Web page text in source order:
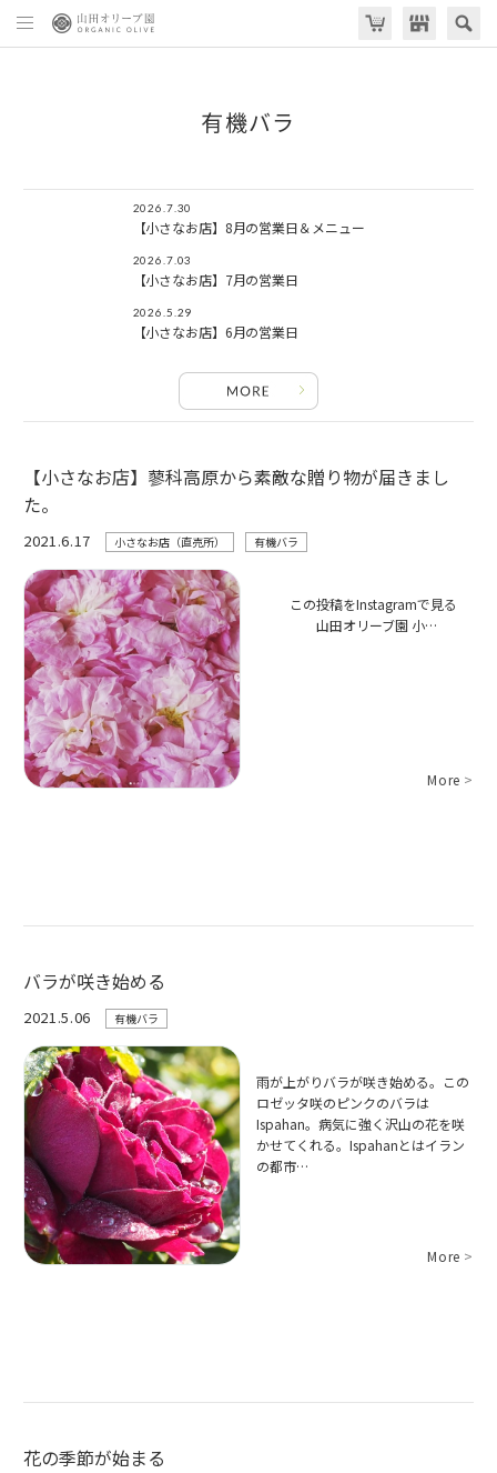
有機バラ
2026.7.30
【小さなお店】8月の営業日＆メニュー
2026.7.03
【小さなお店】7月の営業日
2026.5.29
【小さなお店】6月の営業日
【小さなお店】蓼科高原から素敵な贈り物が届きまし
た。
2021.6.17 小さなお店（直売所） 有機バラ
この投稿をInstagramで見る
山田オリーブ園 小…
More >
バラが咲き始める
2021.5.06 有機バラ
雨が上がりバラが咲き始める。この
ロゼッタ咲のピンクのバラは
Ispahan。病気に強く沢山の花を咲
かせてくれる。Ispahanとはイラン
の都市…
More >
花の季節が始まる